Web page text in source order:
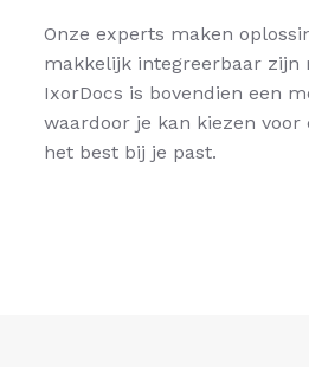
Onze experts maken
makkelijk integreerbaar zijn
IxorDocs is bovendien een
waardoor je kan kiezen voor
het best bij je past.